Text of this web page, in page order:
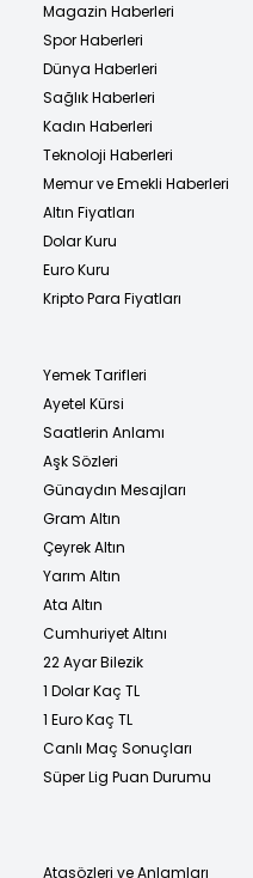
Magazin Haberleri
Spor Haberleri
Dünya Haberleri
Sağlık Haberleri
Kadın Haberleri
Teknoloji Haberleri
Memur ve Emekli Haberleri
Altın Fiyatları
Dolar Kuru
Euro Kuru
Kripto Para Fiyatları
Yemek Tarifleri
Ayetel Kürsi
Saatlerin Anlamı
Aşk Sözleri
Günaydın Mesajları
Gram Altın
Çeyrek Altın
Yarım Altın
Ata Altın
Cumhuriyet Altını
22 Ayar Bilezik
1 Dolar Kaç TL
1 Euro Kaç TL
Canlı Maç Sonuçları
Süper Lig Puan Durumu
Atasözleri ve Anlamları